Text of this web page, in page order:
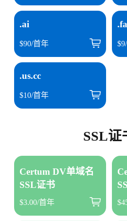
.ai
$90/首年
.us.cc
$10/首年
SSL证
Certum DV单域名
SSL证书
$3.00/首年